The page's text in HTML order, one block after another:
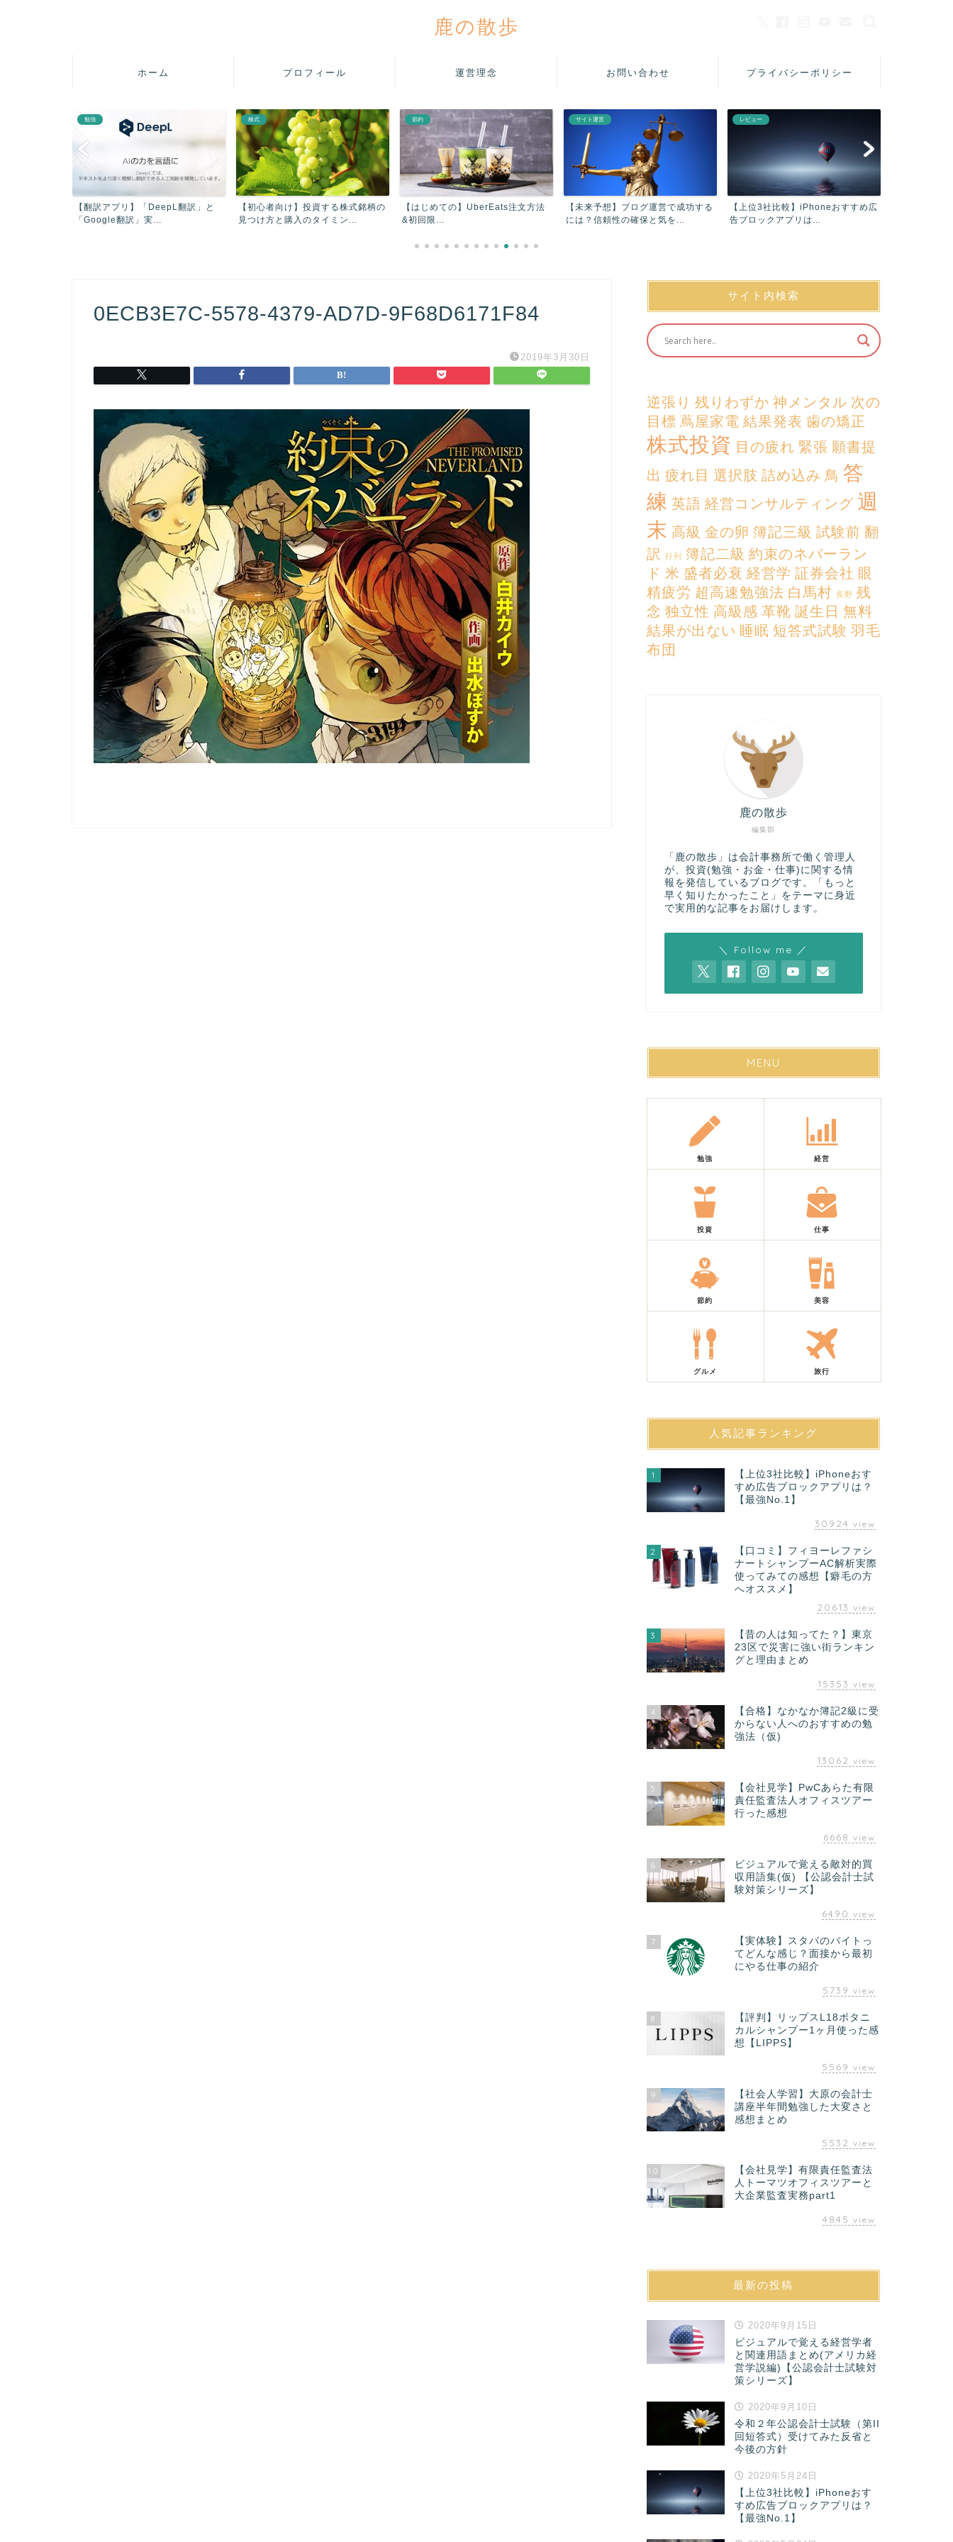
鹿の散歩
ホーム プロフィール 運営理念 お問い合わせ プライバシーポリシー
勉強
【翻訳アプリ】「DeepL翻訳」と
「Google翻訳」実...
株式
【初心者向け】投資する株式銘柄の
見つけ方と購入のタイミン...
節約
【はじめての】UberEats注文方法
&初回限...
サイト運営
【未来予想】ブログ運営で成功する
には？信頼性の確保と気を...
レビュー
【上位3社比較】iPhoneおすすめ広
告ブロックアプリは...
0ECB3E7C-5578-4379-AD7D-9F68D6171F84
2019年3月30日
サイト内検索
逆張り 残りわずか 神メンタル 次の
目標 蔦屋家電 結果発表 歯の矯正
株式投資 目の疲れ 緊張 願書提
出 疲れ目 選択肢 詰め込み 鳥 答
練 英語 経営コンサルティング 週
末 高級 金の卵 簿記三級 試験前 翻
訳
行列 簿記二級 約束のネバーラン
ド 米 盛者必衰 経営学 証券会社 眼
精疲労 超高速勉強法 白馬村 長野 残
念 独立性 高級感 革靴 誕生日 無料
結果が出ない 睡眠 短答式試験 羽毛
布団
編集部
鹿の散歩
「鹿の散歩」は会計事務所で働く管理人
が、投資(勉強・お金・仕事)に関する情
報を発信しているブログです。「もっと
早く知りたかったこと」をテーマに身近
で実用的な記事をお届けします。
＼ Follow me ／
MENU
勉強 経営
投資 仕事
節約 美容
グルメ 旅行
人気記事ランキング
1
【上位3社比較】iPhoneおす
すめ広告ブロックアプリは？
【最強No.1】
30924 view
2
【口コミ】フィヨーレファシ
ナートシャンプーAC解析実際
使ってみての感想【癖毛の方
へオススメ】
20613 view
3
【昔の人は知ってた？】東京
23区で災害に強い街ランキン
グと理由まとめ
15353 view
4
【合格】なかなか簿記2級に受
からない人へのおすすめの勉
強法（仮)
13062 view
5
【会社見学】PwCあらた有限
責任監査法人オフィスツアー
行った感想
6668 view
6
ビジュアルで覚える敵対的買
収用語集(仮) 【公認会計士試
験対策シリーズ】
6490 view
7
【実体験】スタバのバイトっ
てどんな感じ？面接から最初
にやる仕事の紹介
5739 view
8
【評判】リップスL18ボタニ
カルシャンプー1ヶ月使った感
想【LIPPS】
5569 view
9
【社会人学習】大原の会計士
講座半年間勉強した大変さと
感想まとめ
5532 view
10
【会社見学】有限責任監査法
人トーマツオフィスツアーと
大企業監査実務part1
4845 view
最新の投稿
2020年9月15日
ビジュアルで覚える経営学者
と関連用語まとめ(アメリカ経
営学説編)【公認会計士試験対
策シリーズ】
2020年9月10日
令和２年公認会計士試験（第II
回短答式）受けてみた反省と
今後の方針
2020年5月24日
【上位3社比較】iPhoneおす
すめ広告ブロックアプリは？
【最強No.1】